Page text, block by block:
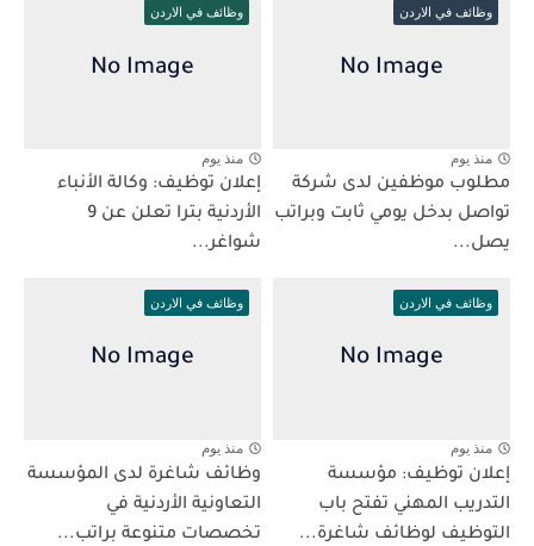
وظائف في الاردن
منذ يوم
مطلوب موظفين لدى شركة
تواصل بدخل يومي ثابت وبراتب
يصل...
وظائف في الاردن
منذ يوم
إعلان توظيف: وكالة الأنباء
الأردنية بترا تعلن عن 9
شواغر...
وظائف في الاردن
منذ يوم
إعلان توظيف: مؤسسة
التدريب المهني تفتح باب
التوظيف لوظائف شاغرة...
وظائف في الاردن
منذ يوم
وظائف شاغرة لدى المؤسسة
التعاونية الأردنية في
تخصصات متنوعة براتب...